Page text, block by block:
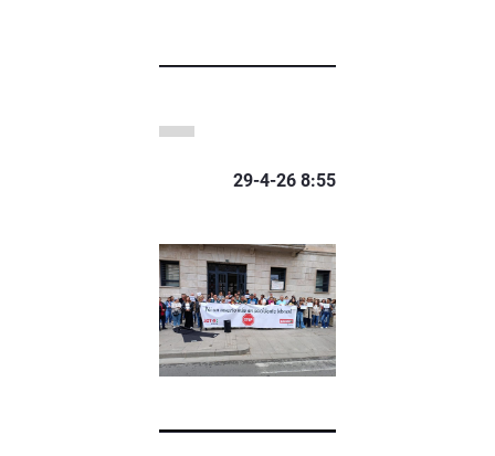
29-4-26 8:55